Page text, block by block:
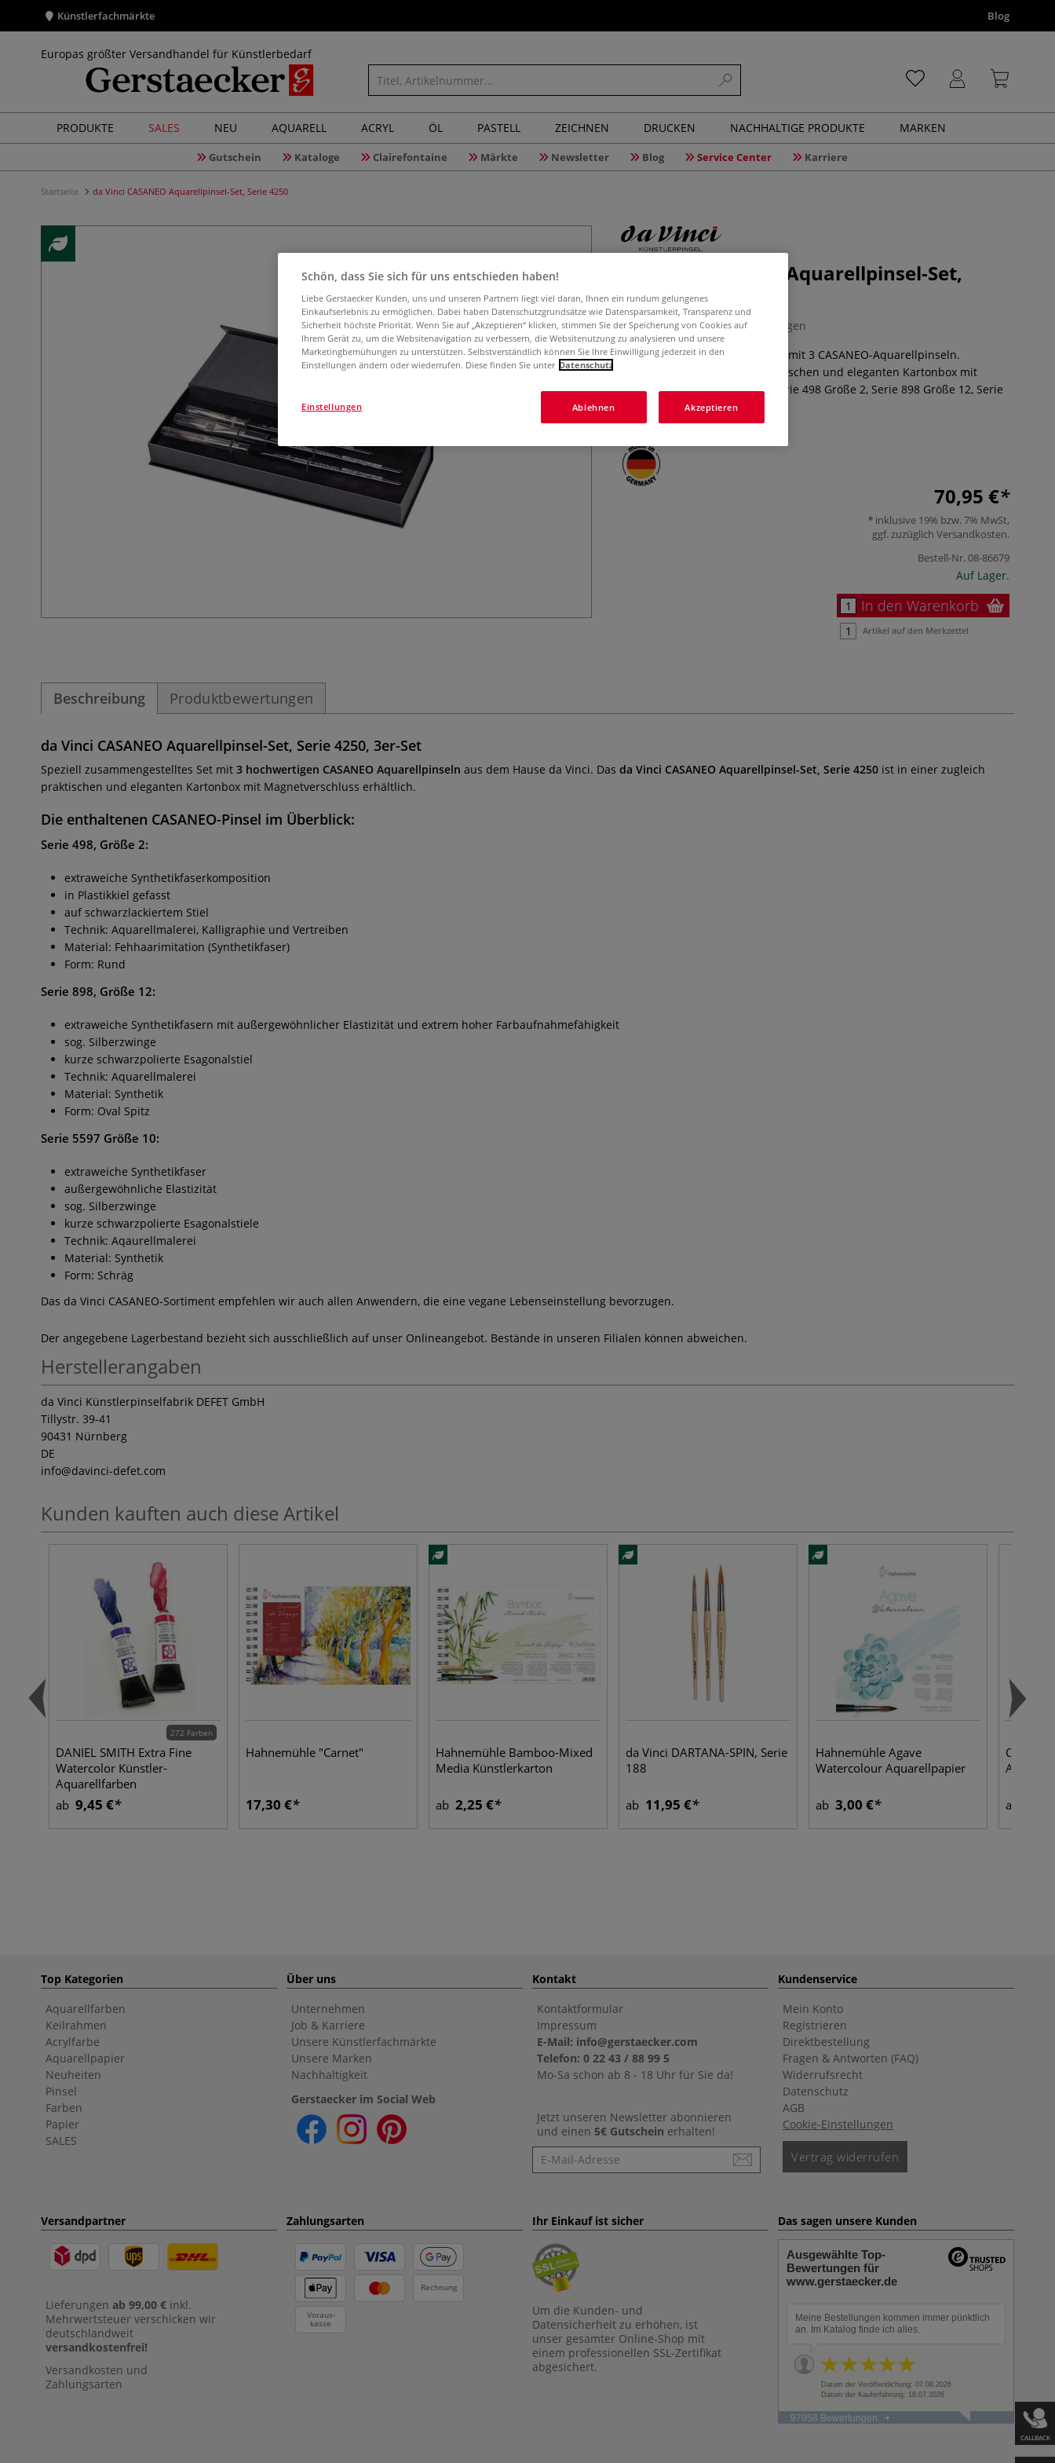
CALLBACK
Künstlerfachmärkte Blog
Europas größter Versandhandel für Künstlerbedarf
PRODUKTE SALES NEU AQUARELL ACRYL ÖL PASTELL ZEICHNEN DRUCKEN NACHHALTIGE PRODUKTE MARKEN
Gutschein Kataloge Clairefontaine Märkte Newsletter Blog Service Center Karriere
Startseite da Vinci CASANEO Aquarellpinsel-Set, Serie 4250
da Vinci CASANEO Aquarellpinsel-Set,
Serie 4250
0 Bewertungen
Speziell zusammengestelltes Set mit 3 CASANEO-Aquarellpinseln.
Erhältlich in einer zugleich praktischen und eleganten Kartonbox mit
Magnetverschluss: CASANEO: Serie 498 Größe 2, Serie 898 Größe 12, Serie
5597 Größe 10.
Mehr
70,95 €
inklusive 19% bzw. 7% MwSt,
ggf. zuzüglich Versandkosten.
Bestell-Nr.08-86679
Auf Lager.
In den Warenkorb
Artikel auf den Merkzettel
Beschreibung Produktbewertungen
da Vinci CASANEO Aquarellpinsel-Set, Serie 4250, 3er-Set
Speziell zusammengestelltes Set mit 3 hochwertigen CASANEO Aquarellpinseln aus dem Hause da Vinci. Das da Vinci CASANEO Aquarellpinsel-Set, Serie 4250 ist in einer zugleich
praktischen und eleganten Kartonbox mit Magnetverschluss erhältlich.
Die enthaltenen CASANEO-Pinsel im Überblick:
Serie 498, Größe 2:
extraweiche Synthetikfaserkomposition
in Plastikkiel gefasst
auf schwarzlackiertem Stiel
Technik: Aquarellmalerei, Kalligraphie und Vertreiben
Material: Fehhaarimitation (Synthetikfaser)
Form: Rund
Serie 898, Größe 12:
extraweiche Synthetikfasern mit außergewöhnlicher Elastizität und extrem hoher Farbaufnahmefähigkeit
sog. Silberzwinge
kurze schwarzpolierte Esagonalstiel
Technik: Aquarellmalerei
Material: Synthetik
Form: Oval Spitz
Serie 5597 Größe 10:
extraweiche Synthetikfaser
außergewöhnliche Elastizität
sog. Silberzwinge
kurze schwarzpolierte Esagonalstiele
Technik: Aqaurellmalerei
Material: Synthetik
Form: Schräg
Das da Vinci CASANEO-Sortiment empfehlen wir auch allen Anwendern, die eine vegane Lebenseinstellung bevorzugen.
Der angegebene Lagerbestand bezieht sich ausschließlich auf unser Onlineangebot. Bestände in unseren Filialen können abweichen.
Herstellerangaben
da Vinci Künstlerpinselfabrik DEFET GmbH
Tillystr. 39-41
90431 Nürnberg
DE
info@davinci-defet.com
Kunden kauften auch diese Artikel
272 Farben
DANIEL SMITH Extra Fine
Watercolor Künstler-
Aquarellfarben
ab 9,45 €
Hahnemühle "Carnet"
17,30 €
Hahnemühle Bamboo-Mixed
Media Künstlerkarton
ab 2,25 €
da Vinci DARTANA-SPIN, Serie
188
ab 11,95 €
Hahnemühle Agave
Watercolour Aquarellpapier
ab 3,00 € ab
Top Kategorien
Aquarellfarben
Keilrahmen
Acrylfarbe
Aquarellpapier
Neuheiten
Pinsel
Farben
Papier
SALES
Über uns
Unternehmen
Job & Karriere
Unsere Künstlerfachmärkte
Unsere Marken
Nachhaltigkeit
Gerstaecker im Social Web
Kontakt
Kontaktformular
Impressum
E-Mail: info@gerstaecker.com
Telefon: 0 22 43 / 88 99 5
Mo-Sa schon ab 8 - 18 Uhr für Sie da!
Jetzt unseren Newsletter abonnieren
und einen 5€ Gutschein erhalten!
Newsletter
Kundenservice
Mein Konto
Registrieren
Direktbestellung
Fragen & Antworten (FAQ)
Widerrufsrecht
Datenschutz
AGB
Cookie-Einstellungen
Vertrag widerrufen
Versandpartner
Lieferungen ab 99,00 € inkl.
Mehrwertsteuer verschicken wir
deutschlandweit
versandkostenfrei!
Versandkosten und
Zahlungsarten
Zahlungsarten
Rechnung
Voraus-
kasse
Ihr Einkauf ist sicher
Um die Kunden- und
Datensicherheit zu erhöhen, ist
unser gesamter Online-Shop mit
einem professionellen SSL-Zertifikat
abgesichert.
Das sagen unsere Kunden
Ausgewählte Top-
Bewertungen für
www.gerstaecker.de
Meine Bestellungen kommen immer pünktlich
an. Im Katalog finde ich alles.
Datum der Veröffentlichung: 07.08.2026
Datum der Kauferfahrung: 18.07.2026
97958 Bewertungen
Schön, dass Sie sich für uns entschieden haben!
Liebe Gerstaecker Kunden, uns und unseren Partnern liegt viel daran, Ihnen ein rundum gelungenes
Einkaufserlebnis zu ermöglichen. Dabei haben Datenschutzgrundsätze wie Datensparsamkeit, Transparenz und
Sicherheit höchste Priorität. Wenn Sie auf „Akzeptieren“ klicken, stimmen Sie der Speicherung von Cookies auf
Ihrem Gerät zu, um die Websitenavigation zu verbessern, die Websitenutzung zu analysieren und unsere
Marketingbemühungen zu unterstützen. Selbstverständlich können Sie Ihre Einwilligung jederzeit in den
Einstellungen ändern oder wiederrufen. Diese finden Sie unter Datenschutz
Ablehnen Akzeptieren
Einstellungen